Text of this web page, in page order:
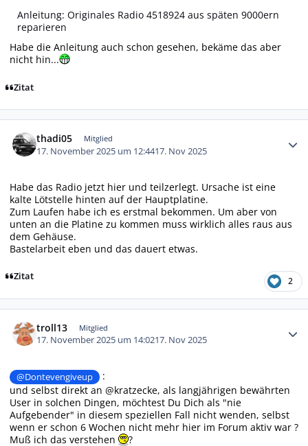
Anleitung: Originales Radio 4518924 aus späten 9000ern
reparieren
Habe die Anleitung auch schon gesehen, bekäme das aber
nicht hin...
Zitat
thadi05 Mitglied
17. November 2025 um 12:4417. Nov 2025
Habe das Radio jetzt hier und teilzerlegt. Ursache ist eine
kalte Lötstelle hinten auf der Hauptplatine.
Zum Laufen habe ich es erstmal bekommen. Um aber von
unten an die Platine zu kommen muss wirklich alles raus aus
dem Gehäuse.
Bastelarbeit eben und das dauert etwas.
Zitat 2
troll13 Mitglied
17. November 2025 um 14:0217. Nov 2025
@Dontevengiveup
:
und selbst direkt an @kratzecke, als langjährigen bewährten
User in solchen Dingen, möchtest Du Dich als "nie
Aufgebender" in diesem speziellen Fall nicht wenden, selbst
wenn er schon 6 Wochen nicht mehr hier im Forum aktiv war ?
Muß ich das verstehen
?